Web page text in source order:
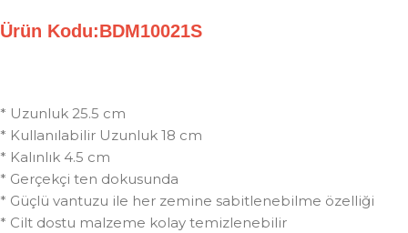
Ürün Kodu:BDM10021S
* Uzunluk 25.5 cm
* Kullanılabilir Uzunluk 18 cm
* Kalınlık 4.5 cm
* Gerçekçi ten dokusunda
* Güçlü vantuzu ile her zemine sabitlenebilme özelliği
* Cilt dostu malzeme kolay temizlenebilir